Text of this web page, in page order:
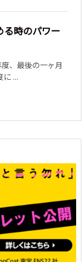
る時のパワー
、最後の一ヶ月
...